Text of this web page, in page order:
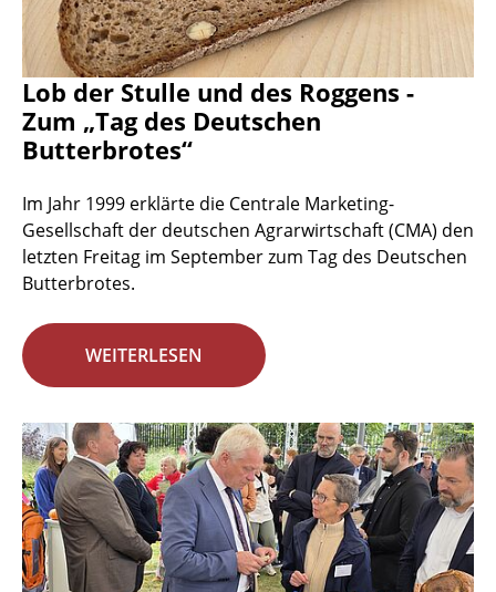
Lob der Stulle und des Roggens -
Zum „Tag des Deutschen
Butterbrotes“
Im Jahr 1999 erklärte die Centrale Marketing-
Gesellschaft der deutschen Agrarwirtschaft (CMA) den
letzten Freitag im September zum Tag des Deutschen
Butterbrotes.
WEITERLESEN